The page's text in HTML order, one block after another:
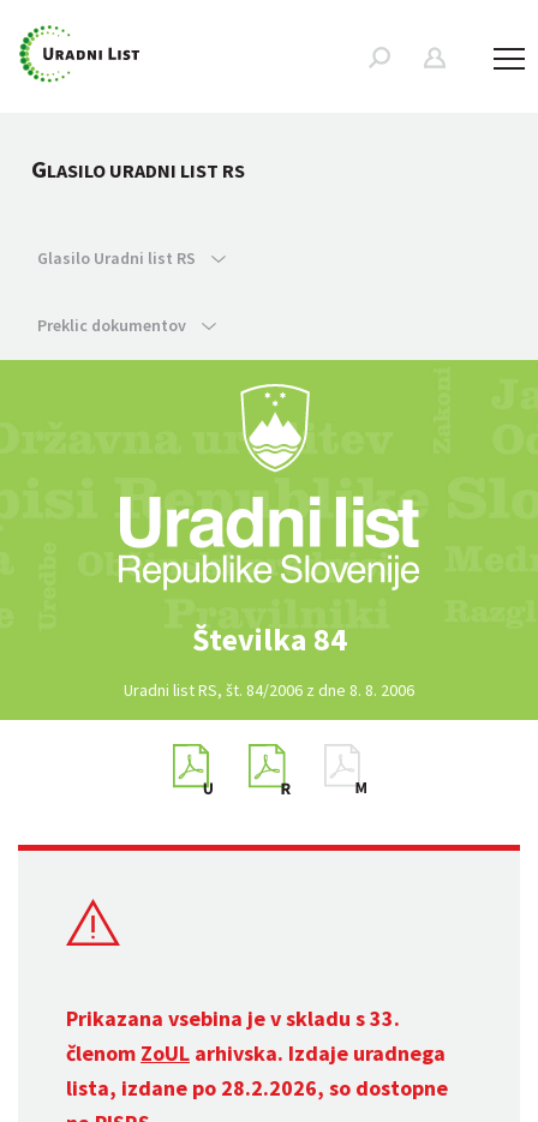
GLASILO URADNI LIST RS
Glasilo Uradni list RS
Preklic dokumentov
Številka 84
Uradni list RS, št. 84/2006 z dne 8. 8. 2006
Prikazana vsebina je v skladu s 33.
členom ZoUL arhivska. Izdaje uradnega
lista, izdane po 28.2.2026, so dostopne